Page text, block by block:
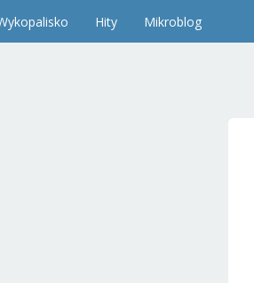
Hity Mikroblog